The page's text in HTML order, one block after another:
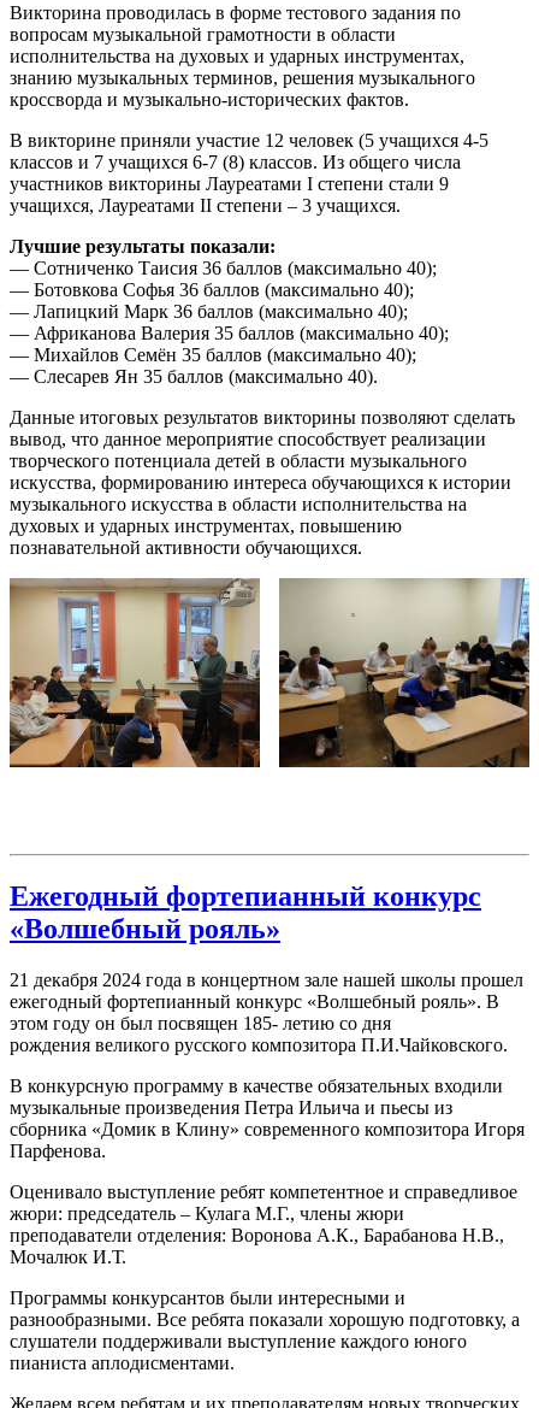
Викторина проводилась в форме тестового задания по
вопросам музыкальной грамотности в области
исполнительства на духовых и ударных инструментах,
знанию музыкальных терминов, решения музыкального
кроссворда и музыкально-исторических фактов.
В викторине приняли участие 12 человек (5 учащихся 4-5
классов и 7 учащихся 6-7 (8) классов. Из общего числа
участников викторины Лауреатами I степени стали 9
учащихся, Лауреатами II степени – 3 учащихся.
Лучшие результаты показали:
— Сотниченко Таисия 36 баллов (максимально 40);
— Ботовкова Софья 36 баллов (максимально 40);
— Лапицкий Марк 36 баллов (максимально 40);
— Африканова Валерия 35 баллов (максимально 40);
— Михайлов Семён 35 баллов (максимально 40);
— Слесарев Ян 35 баллов (максимально 40).
Данные итоговых результатов викторины позволяют сделать
вывод, что данное мероприятие способствует реализации
творческого потенциала детей в области музыкального
искусства, формированию интереса обучающихся к истории
музыкального искусства в области исполнительства на
духовых и ударных инструментах, повышению
познавательной активности обучающихся.
Ежегодный фортепианный конкурс
«Волшебный рояль»
21 декабря 2024 года в концертном зале нашей школы прошел
ежегодный фортепианный конкурс «Волшебный рояль». В
этом году он был посвящен 185- летию со дня
рождения великого русского композитора П.И.Чайковского.
В конкурсную программу в качестве обязательных входили
музыкальные произведения Петра Ильича и пьесы из
сборника «Домик в Клину» современного композитора Игоря
Парфенова.
Оценивало выступление ребят компетентное и справедливое
жюри: председатель – Кулага М.Г., члены жюри
преподаватели отделения: Воронова А.К., Барабанова Н.В.,
Мочалюк И.Т.
Программы конкурсантов были интересными и
разнообразными. Все ребята показали хорошую подготовку, а
слушатели поддерживали выступление каждого юного
пианиста аплодисментами.
Желаем всем ребятам и их преподавателям новых творческих